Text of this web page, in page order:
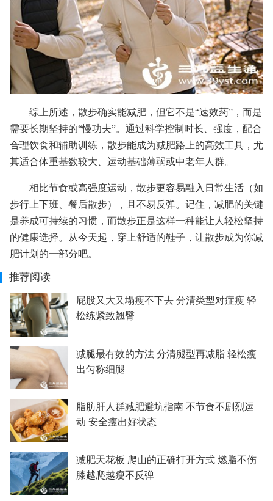
综上所述，散步确实能减肥，但它不是“速效药”，而是
需要长期坚持的“慢功夫”。通过科学控制时长、强度，配合
合理饮食和辅助训练，散步能成为减肥路上的高效工具，尤
其适合体重基数较大、运动基础薄弱或中老年人群。
相比节食或高强度运动，散步更容易融入日常生活（如
步行上下班、餐后散步），且不易反弹。记住，减肥的关键
是养成可持续的习惯，而散步正是这样一种能让人轻松坚持
的健康选择。从今天起，穿上舒适的鞋子，让散步成为你减
肥计划的一部分吧。
推荐阅读
屁股又大又塌瘦不下去 分清类型对症瘦 轻
松练紧致翘臀
减腿最有效的方法 分清腿型再减脂 轻松瘦
出匀称细腿
脂肪肝人群减肥避坑指南 不节食不剧烈运
动 安全瘦出好状态
减肥天花板 爬山的正确打开方式 燃脂不伤
膝越爬越瘦不反弹